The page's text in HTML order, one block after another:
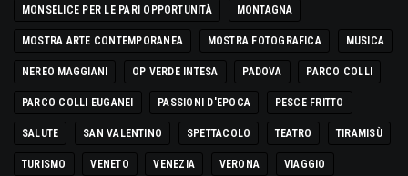
MONSELICE PER LE PARI OPPORTUNITÀ MONTAGNA
MOSTRA ARTE CONTEMPORANEA MOSTRA FOTOGRAFICA MUSICA
NEREO MAGGIANI OP VERDE INTESA PADOVA PARCO COLLI
PARCO COLLI EUGANEI PASSIONI D'EPOCA PESCE FRITTO
SALUTE SAN VALENTINO SPETTACOLO TEATRO TIRAMISÙ
TURISMO VENETO VENEZIA VERONA VIAGGIO